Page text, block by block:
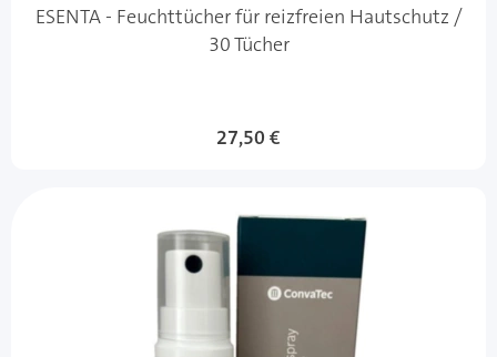
ESENTA - Feuchttücher für reizfreien Hautschutz /
30 Tücher
27,50 €